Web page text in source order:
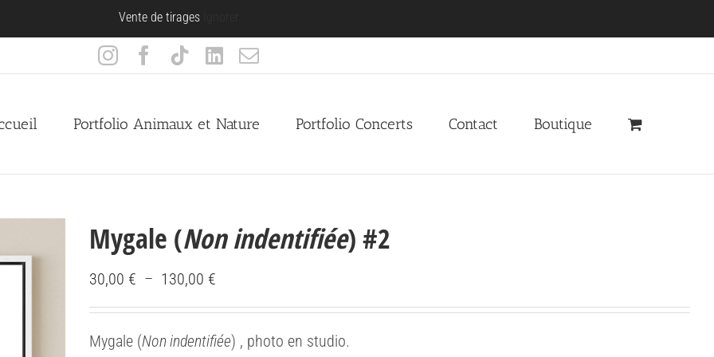
Vente de tirages
InstagramFacebook
TiktokLinkedIn
Email
Portfolio Animaux et Nature Portfolio Concerts Contact Boutique
Mygale (Non indentifiée) #2
30,00 € – 130,00 €
de
30,00 €
Mygale (Non indentifiée) , photo en studio.